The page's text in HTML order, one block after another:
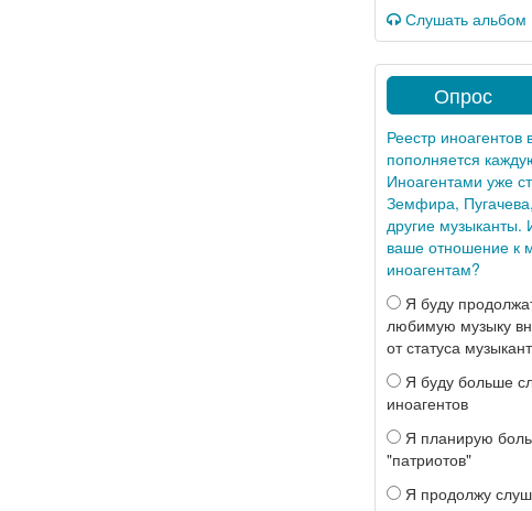
Слушать альбом
Опрос
Реестр иноагентов
пополняется
Иноагентами уже
Земфира,
другие музыканты.
ваше отношение к
иноагентам?
Я буду
любимую музыку
от статуса
Я буду больше
иноагентов
Я планирую
"патриотов"
Я продолжу